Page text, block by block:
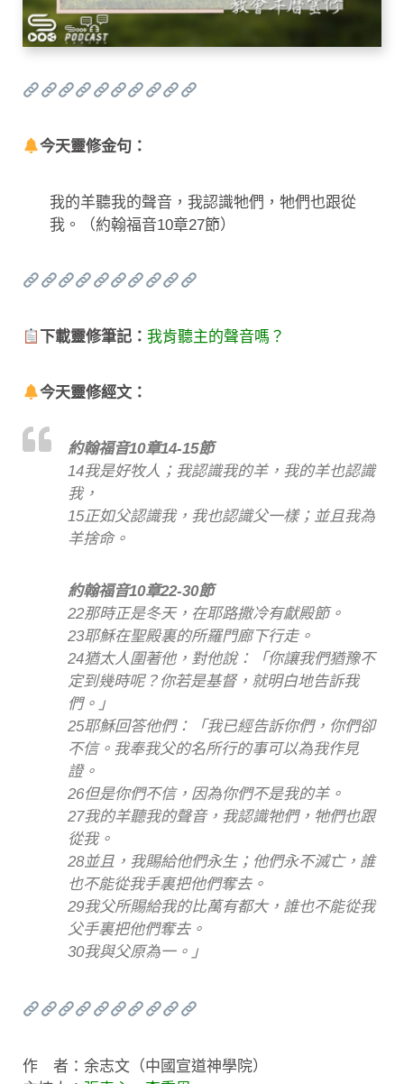
今天靈修金句：
我的羊聽我的聲音，我認識牠們，牠們也跟從
我。（約翰福音10章27節）
下載靈修筆記：我肯聽主的聲音嗎？
今天靈修經文：
約翰福音10章14-15節
14我是好牧人；我認識我的羊，我的羊也認識
我，
15正如父認識我，我也認識父一樣；並且我為
羊捨命。
約翰福音10章22-30節
22那時正是冬天，在耶路撒冷有獻殿節。
23耶穌在聖殿裏的所羅門廊下行走。
24猶太人圍著他，對他說：「你讓我們猶豫不
定到幾時呢？你若是基督，就明白地告訴我
們。」
25耶穌回答他們：「我已經告訴你們，你們卻
不信。我奉我父的名所行的事可以為我作見
證。
26但是你們不信，因為你們不是我的羊。
27我的羊聽我的聲音，我認識牠們，牠們也跟
從我。
28並且，我賜給他們永生；他們永不滅亡，誰
也不能從我手裏把他們奪去。
29我父所賜給我的比萬有都大，誰也不能從我
父手裏把他們奪去。
30我與父原為一。」
作 者：余志文（中國宣道神學院）